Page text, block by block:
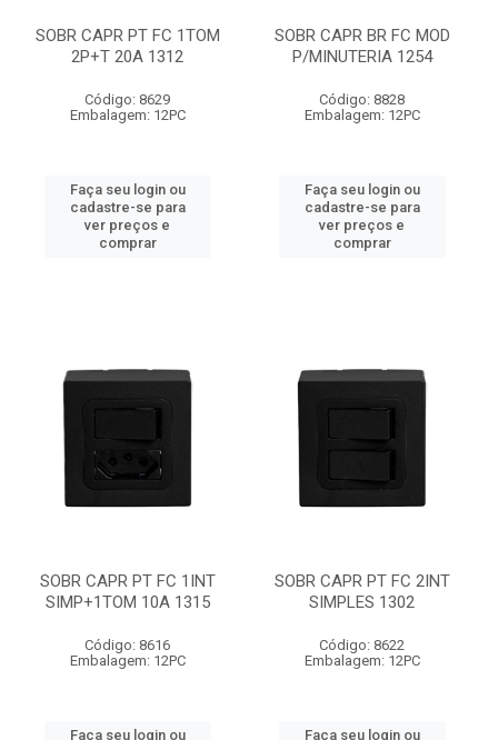
SOBR CAPR PT FC 1TOM
2P+T 20A 1312
Código: 8629
Embalagem: 12PC
Faça seu login ou
cadastre-se para
ver preços e
comprar
SOBR CAPR BR FC MOD
P/MINUTERIA 1254
Código: 8828
Embalagem: 12PC
Faça seu login ou
cadastre-se para
ver preços e
comprar
SOBR CAPR PT FC 1INT
SIMP+1TOM 10A 1315
Código: 8616
Embalagem: 12PC
Faça seu login ou
SOBR CAPR PT FC 2INT
SIMPLES 1302
Código: 8622
Embalagem: 12PC
Faça seu login ou